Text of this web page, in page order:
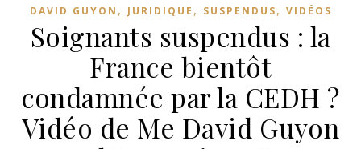
DAVID GUYON , JURIDIQUE , SUSPENDUS, VIDÉOS
Soignants suspendus : la
France bientôt
condamnée par la CEDH ?
Vidéo de Me David Guyon